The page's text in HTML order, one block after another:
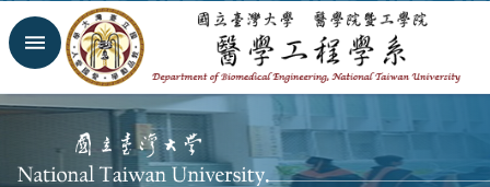
跳到主要內容區塊
進
搜
首